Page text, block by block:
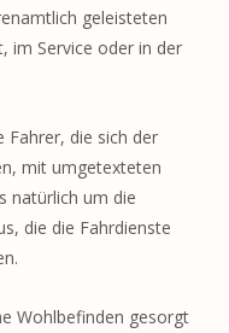
geleisteten
im Service oder in der
Fahrer, die sich der
mit umgetexteten
natürlich um die
die die Fahrdienste
Wohlbefinden gesorgt